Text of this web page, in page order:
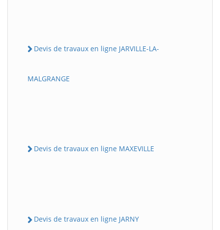
Devis de travaux en ligne JARVILLE-LA-
MALGRANGE
Devis de travaux en ligne MAXEVILLE
Devis de travaux en ligne JARNY